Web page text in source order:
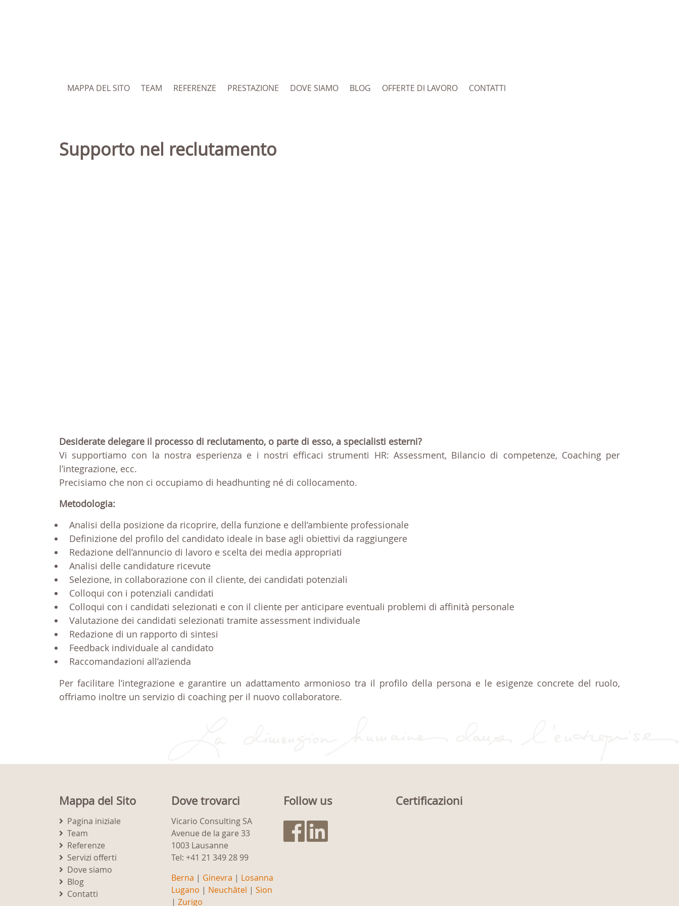
MAPPA DEL SITO TEAM REFERENZE PRESTAZIONE DOVE SIAMO BLOG OFFERTE DI LAVORO CONTATTI
Supporto nel reclutamento
Desiderate delegare il processo di reclutamento, o parte di esso, a specialisti esterni?
Vi supportiamo con la nostra esperienza e i nostri efficaci strumenti HR: Assessment, Bilancio di competenze, Coaching per
l’integrazione, ecc.
Precisiamo che non ci occupiamo di headhunting né di collocamento.
Metodologia:
Analisi della posizione da ricoprire, della funzione e dell’ambiente professionale
Definizione del profilo del candidato ideale in base agli obiettivi da raggiungere
Redazione dell’annuncio di lavoro e scelta dei media appropriati
Analisi delle candidature ricevute
Selezione, in collaborazione con il cliente, dei candidati potenziali
Colloqui con i potenziali candidati
Colloqui con i candidati selezionati e con il cliente per anticipare eventuali problemi di affinità personale
Valutazione dei candidati selezionati tramite assessment individuale
Redazione di un rapporto di sintesi
Feedback individuale al candidato
Raccomandazioni all’azienda
Per facilitare l’integrazione e garantire un adattamento armonioso tra il profilo della persona e le esigenze concrete del ruolo,
offriamo inoltre un servizio di coaching per il nuovo collaboratore.
Mappa del Sito
Pagina iniziale
Team
Referenze
Servizi offerti
Dove siamo
Blog
Contatti
Dove trovarci
Vicario Consulting SA
Avenue de la gare 33
1003 Lausanne
Tel: +41 21 349 28 99
Berna | Ginevra | Losanna
Lugano | Neuchâtel | Sion
| Zurigo
Follow us Certificazioni